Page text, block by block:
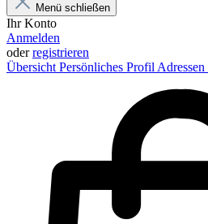
Menü schließen
Ihr Konto
Anmelden
oderregistrieren
Übersicht Persönliches Profil Adressen